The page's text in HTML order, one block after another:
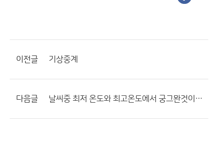
이전글 기상중계
다음글 날씨중 최저 온도와 최고온도에서 궁그뫈것이 있어요